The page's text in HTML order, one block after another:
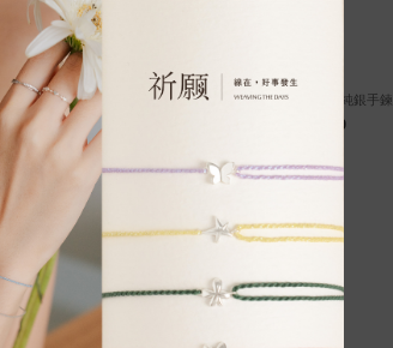
鍊 祈願系列｜925純銀｜好運無限・純銀手鍊
NT$1,280 ~ NT$1,480